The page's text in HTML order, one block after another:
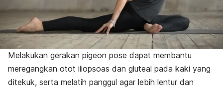
Melakukan gerakan pigeon pose dapat membantu
meregangkan otot iliopsoas dan gluteal pada kaki yang
ditekuk, serta melatih panggul agar lebih lentur dan